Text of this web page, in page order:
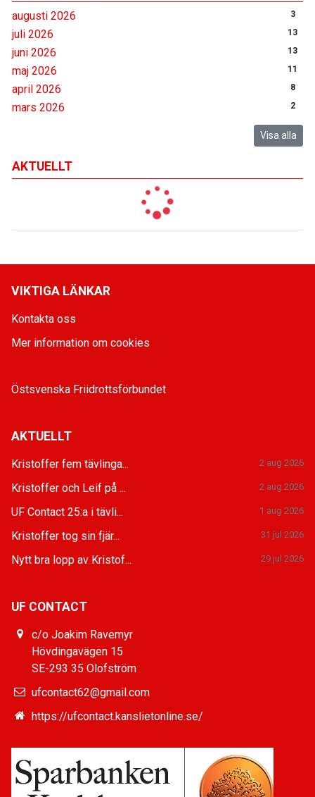
augusti 2026 3
juli 2026 13
juni 2026 13
maj 2026 11
april 2026 8
mars 2026 2
Visa alla
AKTUELLT
VIKTIGA LÄNKAR
Kontakta oss
Mer information om cookies
Östsvenska Friidrottsförbundet
AKTUELLT
Kristoffer fem tävlinga... 2 aug 2026
Kristoffer och Leif på ... 2 aug 2026
UF Contact 25:a i tävli... 1 aug 2026
Kristoffer tog sin fjär... 31 jul 2026
Nytt bra lopp av Kristof... 29 jul 2026
UF CONTACT
c/o Joakim Ravemyr
Hövdingavägen 15
SE-293 35 Olofström
ufcontact62@gmail.com
https://ufcontact.kanslietonline.se/